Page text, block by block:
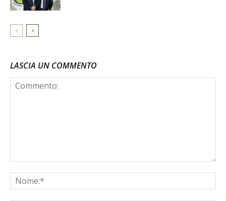
LASCIA UN COMMENTO